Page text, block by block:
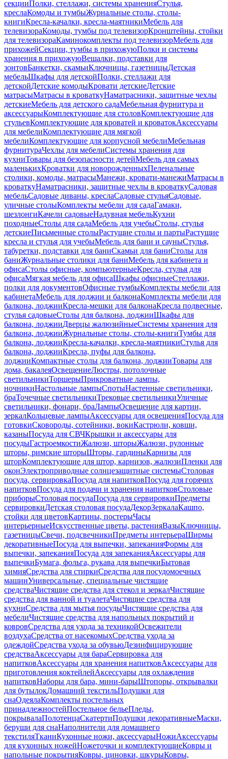
секцииПолки, стеллажи, системы храненияСтулья,
креслаКомоды и тумбыЖурнальные столы, столы-
книгиКресла-качалки, кресла-маятникиМебель для
телевизораКомоды, тумбы под телевизорКронштейны, стойки
для телевизораКаминокомплекты под телевизорМебель для
прихожейСекции, тумбы в прихожуюПолки и системы
хранения в прихожуюВешалки, подставки для
зонтовБанкетки, скамьиКлючницы, газетницыДетская
мебельШкафы для детскойПолки, стеллажи для
детскойДетские комодыКровати детскиеДетские
матрасыМатрасы в кроваткуНаматрасники, защитные чехлы
детскиеМебель для детского садаМебельная фурнитура и
аксессуарыКомплектующие для столовКомплектующие для
стульевКомплектующие для кроватей и кроватокАксессуары
для мебелиКомплектующие для мягкой
мебелиКомплектующие для корпусной мебелиМебельная
фурнитураЧехлы для мебелиСистемы хранения для
кухниТовары для безопасности детейМебель для самых
маленькихКроватки для новорожденныхПеленальные
столики, комоды, матрасыМанежи, кровати-манежиМатрасы в
кроваткуНаматрасники, защитные чехлы в кроваткуСадовая
мебельСадовые диваны, креслаСадовые стульяСадовые,
уличные столыКомплекты мебели для садаГамаки,
шезлонгиКачели садовыеНадувная мебельКухни
походныеСтолы для садаМебель для учебыСтолы, стулья
детскиеПисьменные столыРастущие столы и партыРастущие
кресла и стулья для учебыМебель для бани и сауныСтулья,
табуретки, подставки для баниСкамьи для баниСтолы для
баниЖурнальные столики для баниМебель для кабинета и
офисаСтолы офисные, компьютерныеКресла, стулья для
офисаМягкая мебель для офисаШкафы офисныеСтеллажи,
полки для документовОфисные тумбыКомплекты мебели для
кабинетаМебель для лоджии и балконаКомплекты мебели для
балкона, лоджииКресла-мешки для балконаКресла подвесные,
стулья садовыеСтолы для балкона, лоджииШкафы для
балкона, лоджииДверцы жалюзийныеСистемы хранения для
балкона, лоджииЖурнальные столы, столы-книгиТумбы для
балкона, лоджииКресла-качалки, кресла-маятникиСтулья для
балкона, лоджииКресла, пуфы для балкона,
лоджииКомпактные столы для балкона, лоджииТовары для
дома, бакалеяОсвещениеЛюстры, потолочные
светильникиТоршерыПрикроватные лампы,
ночникиНастольные лампыСпотыНастенные светильники,
браТочечные светильникиТрековые светильникиУличные
светильники, фонари, браЛампыОсвещение для картин,
зеркалКольцевые лампыАксессуары для освещенияПосуда для
готовкиСковороды, сотейники, вокиКастрюли, ковши,
казаныПосуда для СВЧКрышки и аксессуары для
посудыГастроемкостиЖалюзи, шторыЖалюзи, рулонные
шторы, римские шторыШторы, гардиныКарнизы для
шторКомплектующие для штор, карнизов, жалюзиПленки для
оконЭлектроприводные солнцезащитные системыСтоловая
посуда, сервировкаПосуда для напитковПосуда для горячих
напитковПосуда для подачи и хранения напитковСтоловые
приборыСтоловая посудаПосуда для сервировкиПредметы
сервировкиДетская столовая посудаДекорЗеркалаКашпо,
стойки для цветовКартины, постерыЧасы
интерьерныеИскусственные цветы, растенияВазыКлючницы,
газетницыСвечи, подсвечникиПредметы интерьераШирмы
декоративныеПосуда для выпечки, запеканияФормы для
выпечки, запеканияПосуда для запеканияАксессуары для
выпечкиБумага, фольга, рукава для выпечкиБытовая
химияСредства для стиркиСредства для посудомоечных
машинУниверсальные, специальные чистящие
средстваЧистящие средства для стекол и зеркалЧистящие
средства для ванной и туалетаЧистящие средства для
кухниСредства для мытья посудыЧистящие средства для
мебелиЧистящие средства для напольных покрытий и
ковровСредства для ухода за техникойОсвежители
воздухаСредства от насекомыхСредства ухода за
одеждойСредства ухода за обувьюДезинфицирующие
средстваАксессуары для бараСервировка для
напитковАксессуары для хранения напитковАксессуары для
приготовления коктейлейАксессуары для охлаждения
напитковНаборы для бара, мини-барыШтопоры, открывалки
для бутылокДомашний текстильПодушки для
снаОдеялаКомплекты постельных
принадлежностейПостельное бельеПледы,
покрывалаПолотенцаСкатертиПодушки декоративныеМаски,
беруши для снаНаполнители для домашнего
текстиляТканиКухонные ножи, аксессуарыНожиАксессуары
для кухонных ножейНожеточки и комплектующиеКовры и
напольные покрытияКовры, циновки, шкурыКовры,